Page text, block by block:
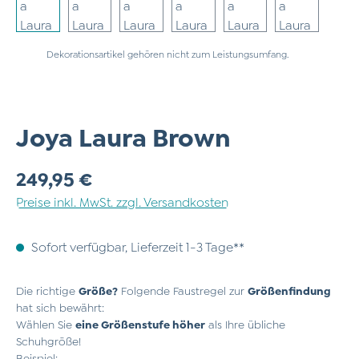
Dekorationsartikel gehören nicht zum Leistungsumfang.
Joya Laura Brown
Regulärer Preis:
249,95 €
Preise inkl. MwSt. zzgl. Versandkosten
Sofort verfügbar, Lieferzeit 1-3 Tage**
Die richtige Größe? Folgende Faustregel zur Größenfindung
hat sich bewährt:
Wählen Sie eine Größenstufe höher als Ihre übliche
Schuhgröße!